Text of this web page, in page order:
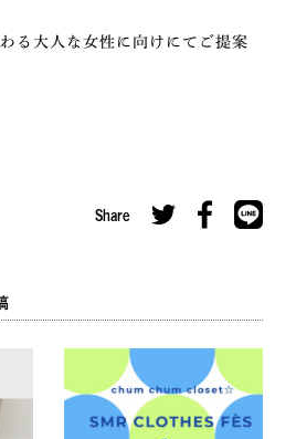
る大人な女性に向けにてご提案
Share